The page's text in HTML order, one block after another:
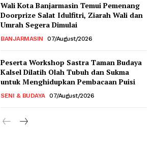
Wali Kota Banjarmasin Temui Pemenang
Doorprize Salat Idulfitri, Ziarah Wali dan
Umrah Segera Dimulai
BANJARMASIN 07/August/2026
Peserta Workshop Sastra Taman Budaya
Kalsel Dilatih Olah Tubuh dan Sukma
untuk Menghidupkan Pembacaan Puisi
SENI & BUDAYA 07/August/2026